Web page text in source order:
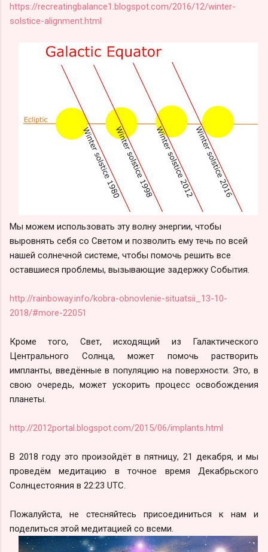
https://recreatingbalance1.blogspot.com/2016/12/winter-
solstice-alignment.html
Мы можем использовать эту волну энергии, чтобы
выровнять себя со Светом и позволить ему течь по всей
нашей солнечной системе, чтобы помочь решить все
оставшиеся проблемы, вызывающие задержку События.
http://rainboway.info/kobra-obnovlenie-situatsii_13-10-
2018/#more-22051
Кроме того, Свет, исходящий из Галактического
Центрального Солнца, может помочь растворить
импланты, введённые в популяцию на поверхности. Это, в
свою очередь, может ускорить процесс освобождения
планеты.
http://2012portal.blogspot.com/2015/06/implants.html
В 2018 году это произойдёт в пятницу, 21 декабря, и мы
проведём медитацию в точное время Декабрьского
Солнцестояния в 22:23 UTC.
Пожалуйста, не стесняйтесь присоединиться к нам и
поделиться этой медитацией со всеми.